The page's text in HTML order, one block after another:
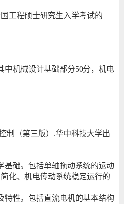
工程硕士研究生入学考试的
中机械设计基础部分50分，机电
制（第三版）.华中科技大学出
基础。包括单轴拖动系统的运动
化、机电传动系统稳定运行的
特性。包括直流电机的基本结构